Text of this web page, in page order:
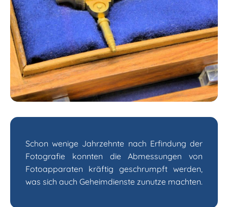
Schon wenige Jahrzehnte nach Erfindung der
Fotografie konnten die Abmessungen von
Fotoapparaten kräftig geschrumpft werden,
was sich auch Geheimdienste zunutze machten.